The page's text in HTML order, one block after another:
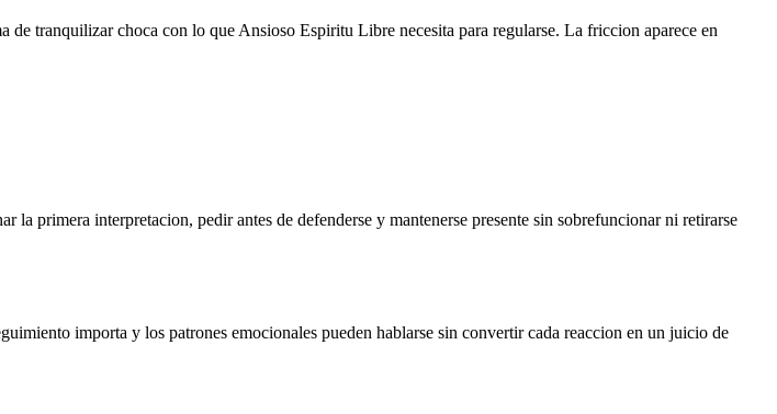
tranquilizar choca con lo que Ansioso Espiritu Libre necesita para regularse. La friccion aparece en
primera interpretacion, pedir antes de defenderse y mantenerse presente sin sobrefuncionar ni retirarse
importa y los patrones emocionales pueden hablarse sin convertir cada reaccion en un juicio de